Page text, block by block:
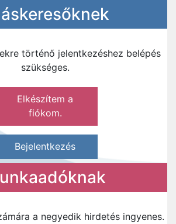
történő jelentkezéshez belépés
szükséges.
Elkészítem a
fiókom.
Bejelentkezés
a negyedik hirdetés ingyenes.